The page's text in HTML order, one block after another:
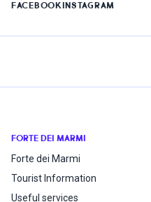
FACEBOOKINSTAGRAM
FORTE DEI MARMI
Forte dei Marmi
Tourist Information
Useful services